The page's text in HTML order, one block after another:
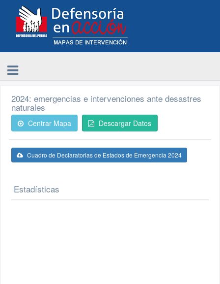
2024: emergencias e intervenciones ante desastres
naturales
Centrar Mapa Descargar Datos
Cuadro de Declaratorias de Estados de Emergencia 2024
Estadísticas